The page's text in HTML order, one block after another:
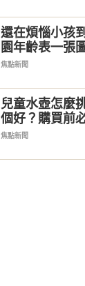
還在煩惱小孩
園年齡表一張
焦點新聞
兒童水壺怎麼
個好？購買前
焦點新聞